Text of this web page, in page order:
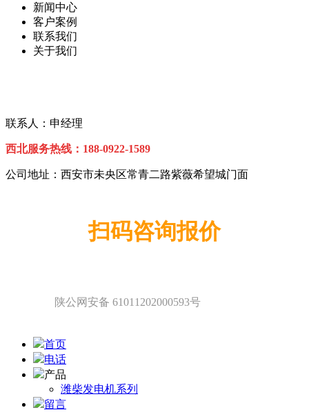
新闻中心
客户案例
联系我们
关于我们
联系人：申经理
西北服务热线： 188-0922-1589
公司地址：西安市未央区常青二路紫薇希望城门面
扫码咨询报价
陕公网安备 61011202000593号
首页
电话
产品
潍柴发电机系列
留言